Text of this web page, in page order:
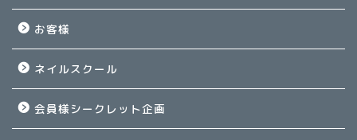
お客様
ネイルスクール
会員様シークレット企画